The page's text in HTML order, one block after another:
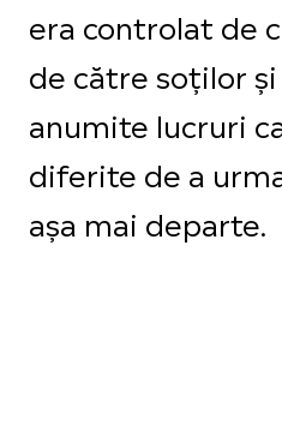
era controlat de
de către soților
anumite lucruri
diferite de a
așa mai departe.